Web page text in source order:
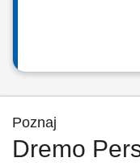
Poznaj
Dremo